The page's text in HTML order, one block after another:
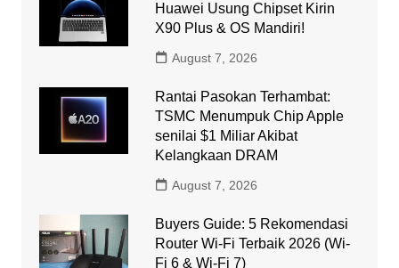
Huawei Usung Chipset Kirin
X90 Plus & OS Mandiri!
August 7, 2026
Rantai Pasokan Terhambat:
TSMC Menumpuk Chip Apple
senilai $1 Miliar Akibat
Kelangkaan DRAM
August 7, 2026
Buyers Guide: 5 Rekomendasi
Router Wi-Fi Terbaik 2026 (Wi-
Fi 6 & Wi-Fi 7)